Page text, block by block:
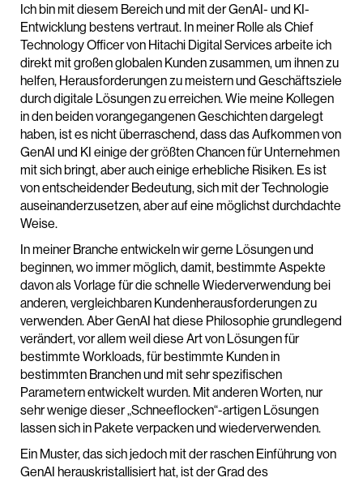
Ich bin mit diesem Bereich und mit der GenAI- und KI-
Entwicklung bestens vertraut. In meiner Rolle als Chief
Technology Officer von Hitachi Digital Services arbeite ich
direkt mit großen globalen Kunden zusammen, um ihnen zu
helfen, Herausforderungen zu meistern und Geschäftsziele
durch digitale Lösungen zu erreichen. Wie meine Kollegen
in den beiden vorangegangenen Geschichten dargelegt
haben, ist es nicht überraschend, dass das Aufkommen von
GenAI und KI einige der größten Chancen für Unternehmen
mit sich bringt, aber auch einige erhebliche Risiken. Es ist
von entscheidender Bedeutung, sich mit der Technologie
auseinanderzusetzen, aber auf eine möglichst durchdachte
Weise.
In meiner Branche entwickeln wir gerne Lösungen und
beginnen, wo immer möglich, damit, bestimmte Aspekte
davon als Vorlage für die schnelle Wiederverwendung bei
anderen, vergleichbaren Kundenherausforderungen zu
verwenden. Aber GenAI hat diese Philosophie grundlegend
verändert, vor allem weil diese Art von Lösungen für
bestimmte Workloads, für bestimmte Kunden in
bestimmten Branchen und mit sehr spezifischen
Parametern entwickelt wurden. Mit anderen Worten, nur
sehr wenige dieser „Schneeflocken“-artigen Lösungen
lassen sich in Pakete verpacken und wiederverwenden.
Ein Muster, das sich jedoch mit der raschen Einführung von
GenAI herauskristallisiert hat, ist der Grad des